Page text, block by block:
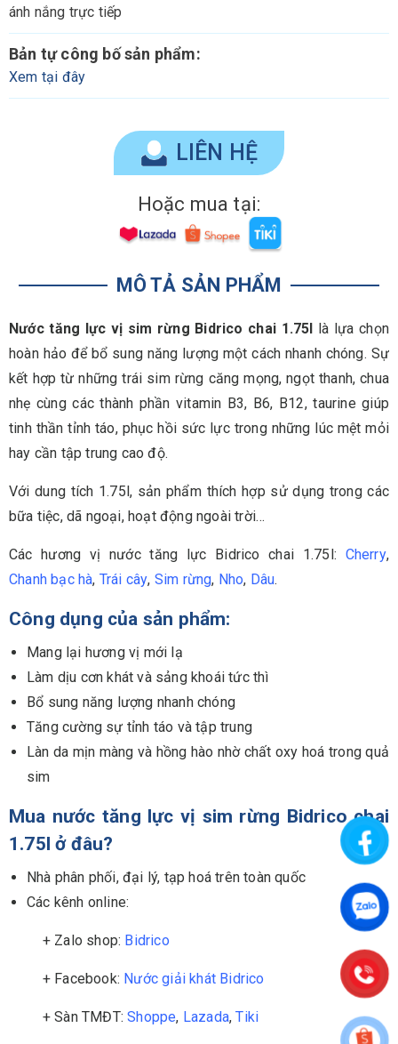
LIÊN HỆ
ánh nắng trực tiếp
Bản tự công bố sản phẩm:
Xem tại đây
Hoặc mua tại:
MÔ TẢ SẢN PHẨM
Nước tăng lực vị sim rừng Bidrico chai 1.75l
là lựa chọn
hoàn hảo để bổ sung năng lượng một cách nhanh chóng. Sự
kết hợp từ những trái sim rừng căng mọng, ngọt thanh, chua
nhẹ cùng các thành phần vitamin B3, B6, B12, taurine giúp
tinh thần tỉnh táo, phục hồi sức lực trong những lúc mệt mỏi
hay cần tập trung cao độ.
Với dung tích 1.75l, sản phẩm thích hợp sử dụng trong các
bữa tiệc, dã ngoại, hoạt động ngoài trời…
Các hương vị nước tăng lực Bidrico chai 1.75l: Cherry,
Chanh bạc hà, Trái cây, Sim rừng, Nho, Dâu.
Công dụng của sản phẩm:
Mang lại hương vị mới lạ
Làm dịu cơn khát và sảng khoái tức thì
Bổ sung năng lượng nhanh chóng
Tăng cường sự tỉnh táo và tập trung
Làn da mịn màng và hồng hào nhờ chất oxy hoá trong quả
sim
Mua nước tăng lực vị sim rừng Bidricochai
1.75l ở đâu?
Nhà phân phối, đại lý, tạp hoá trên toàn quốc
Các kênh online:
+ Zalo shop: Bidrico
+ Facebook: Nước giải khát Bidrico
+ Sàn TMĐT:Shoppe, Lazada,Tiki